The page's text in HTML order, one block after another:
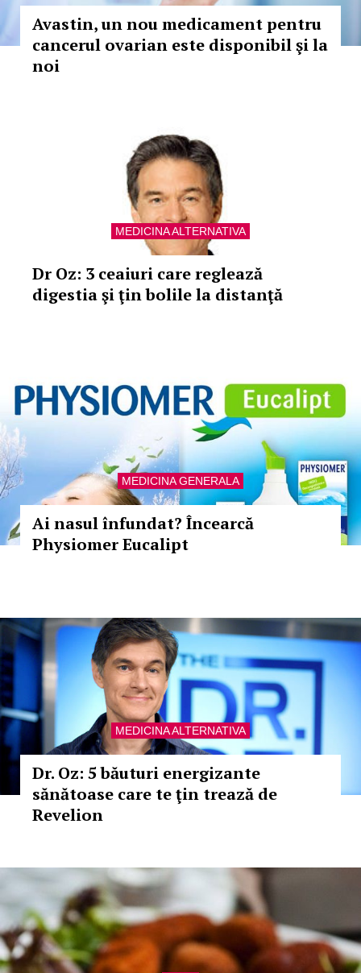
Avastin, un nou medicament pentru
cancerul ovarian este disponibil şi la
noi
MEDICINA ALTERNATIVA
Dr Oz: 3 ceaiuri care reglează
digestia şi ţin bolile la distanţă
MEDICINA GENERALA
Ai nasul înfundat? Încearcă
Physiomer Eucalipt
MEDICINA ALTERNATIVA
Dr. Oz: 5 băuturi energizante
sănătoase care te ţin trează de
Revelion